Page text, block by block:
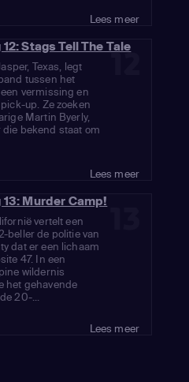
Lees meer
12
Stags Tell The Tale
Texas, legt
tussen het
vermissing en
up. Ze zoeken
Martin Byerly,
bekend staat om
Lees meer
Murder Camp!
vertelt een
beller de politie van
dat er een lichaam
47. In een
wildernis
het gehavende
20-...
Lees meer